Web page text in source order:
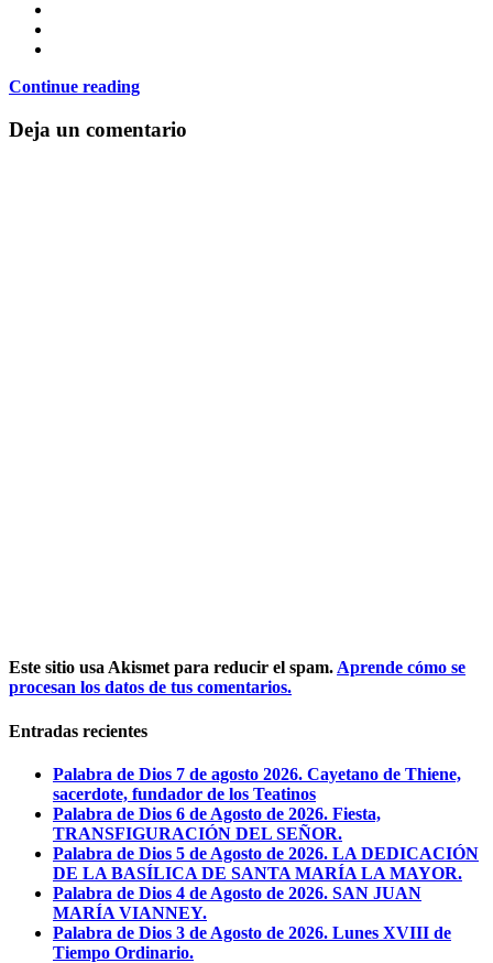
Continue reading
Deja un comentario
Este sitio usa Akismet para reducir el spam. Aprende cómo se
procesan los datos de tus comentarios.
Entradas recientes
Palabra de Dios 7 de agosto 2026. Cayetano de Thiene,
sacerdote, fundador de los Teatinos
Palabra de Dios 6 de Agosto de 2026. Fiesta,
TRANSFIGURACIÓN DEL SEÑOR.
Palabra de Dios 5 de Agosto de 2026. LA DEDICACIÓN
DE LA BASÍLICA DE SANTA MARÍA LA MAYOR.
Palabra de Dios 4 de Agosto de 2026. SAN JUAN
MARÍA VIANNEY.
Palabra de Dios 3 de Agosto de 2026. Lunes XVIII de
Tiempo Ordinario.